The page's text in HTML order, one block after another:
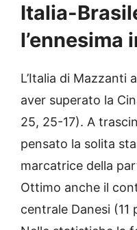
Italia-
l’ennesima
L’Italia di Mazzanti
aver superato la
25, 25-17). A
pensato la solita
marcatrice della
Ottimo anche il
centrale Danesi